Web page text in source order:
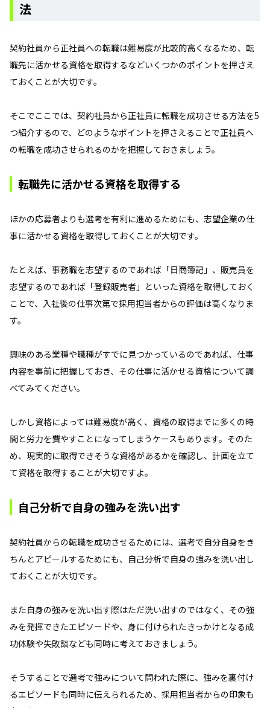
法
契約社員から正社員への転職は難易度が比較的高くなるため、転
職先に活かせる資格を取得するなどいくつかのポイントを押さえ
ておくことが大切です。
そこでここでは、契約社員から正社員に転職を成功させる方法を5
つ紹介するので、どのようなポイントを押さえることで正社員へ
の転職を成功させられるのかを把握しておきましょう。
転職先に活かせる資格を取得する
ほかの応募者よりも選考を有利に進めるためにも、志望企業の仕
事に活かせる資格を取得しておくことが大切です。
たとえば、事務職を志望するのであれば「日商簿記」、販売員を
志望するのであれば「登録販売者」といった資格を取得しておく
ことで、入社後の仕事次第で採用担当者からの評価は高くなりま
す。
興味のある業種や職種がすでに見つかっているのであれば、仕事
内容を事前に把握しておき、その仕事に活かせる資格について調
べてみてください。
しかし資格によっては難易度が高く、資格の取得までに多くの時
間と労力を費やすことになってしまうケースもあります。そのた
め、現実的に取得できそうな資格があるかを確認し、計画を立て
て資格を取得することが大切ですよ。
自己分析で自身の強みを洗い出す
契約社員からの転職を成功させるためには、選考で自分自身をき
ちんとアピールするためにも、自己分析で自身の強みを洗い出し
ておくことが大切です。
また自身の強みを洗い出す際はただ洗い出すのではなく、その強
みを発揮できたエピソードや、身に付けられたきっかけとなる成
功体験や失敗談なども同時に考えておきましょう。
そうすることで選考で強みについて問われた際に、強みを裏付け
るエピソードも同時に伝えられるため、採用担当者からの印象も